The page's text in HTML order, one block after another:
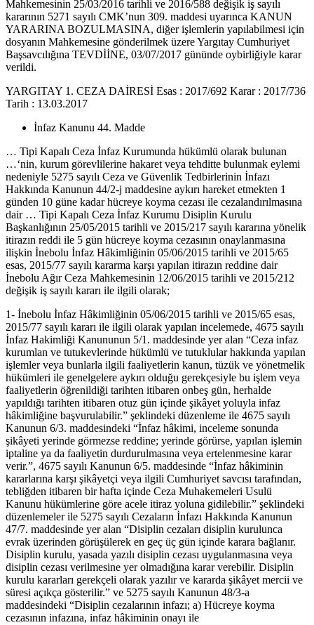
Mahkemesinin 25/03/2016 tarihli ve 2016/588 değişik iş sayılı
kararının 5271 sayılı CMK’nun 309. maddesi uyarınca KANUN
YARARINA BOZULMASINA, diğer işlemlerin yapılabilmesi için
dosyanın Mahkemesine gönderilmek üzere Yargıtay Cumhuriyet
Başsavcılığına TEVDİİNE, 03/07/2017 gününde oybirliğiyle karar
verildi.
YARGITAY 1. CEZA DAİRESİ Esas : 2017/692 Karar : 2017/736
Tarih : 13.03.2017
İnfaz Kanunu 44. Madde
… Tipi Kapalı Ceza İnfaz Kurumunda hükümlü olarak bulunan
…‘nin, kurum görevlilerine hakaret veya tehditte bulunmak eylemi
nedeniyle 5275 sayılı Ceza ve Güvenlik Tedbirlerinin İnfazı
Hakkında Kanunun 44/2-j maddesine aykırı hareket etmekten 1
günden 10 güne kadar hücreye koyma cezası ile cezalandırılmasına
dair … Tipi Kapalı Ceza İnfaz Kurumu Disiplin Kurulu
Başkanlığının 25/05/2015 tarihli ve 2015/217 sayılı kararına yönelik
itirazın reddi ile 5 gün hücreye koyma cezasının onaylanmasına
ilişkin İnebolu İnfaz Hâkimliğinin 05/06/2015 tarihli ve 2015/65
esas, 2015/77 sayılı kararma karşı yapılan itirazın reddine dair
İnebolu Ağır Ceza Mahkemesinin 12/06/2015 tarihli ve 2015/212
değişik iş sayılı kararı ile ilgili olarak;
1- İnebolu İnfaz Hâkimliğinin 05/06/2015 tarihli ve 2015/65 esas,
2015/77 sayılı kararı ile ilgili olarak yapılan incelemede, 4675 sayılı
İnfaz Hakimliği Kanununun 5/1. maddesinde yer alan “Ceza infaz
kurumlan ve tutukevlerinde hükümlü ve tutuklular hakkında yapılan
işlemler veya bunlarla ilgili faaliyetlerin kanun, tüzük ve yönetmelik
hükümleri ile genelgelere aykırı olduğu gerekçesiyle bu işlem veya
faaliyetlerin öğrenildiği tarihten itibaren onbeş gün, herhalde
yapıldığı tarihten itibaren otuz gün içinde şikâyet yoluyla infaz
hâkimliğine başvurulabilir.” şeklindeki düzenleme ile 4675 sayılı
Kanunun 6/3. maddesindeki “İnfaz hâkimi, inceleme sonunda
şikâyeti yerinde görmezse reddine; yerinde görürse, yapılan işlemin
iptaline ya da faaliyetin durdurulmasına veya ertelenmesine karar
verir.”, 4675 sayılı Kanunun 6/5. maddesinde “İnfaz hâkiminin
kararlarına karşı şikâyetçi veya ilgili Cumhuriyet savcısı tarafından,
tebliğden itibaren bir hafta içinde Ceza Muhakemeleri Usulü
Kanunu hükümlerine göre acele itiraz yoluna gidilebilir.” şeklindeki
düzenlemeler ile 5275 sayılı Cezaların İnfazı Hakkında Kanunun
47/7. maddesinde yer alan “Disiplin cezaları disiplin kurulunca
evrak üzerinden görüşülerek en geç üç gün içinde karara bağlanır.
Disiplin kurulu, yasada yazılı disiplin cezası uygulanmasına veya
disiplin cezası verilmesine yer olmadığına karar verebilir. Disiplin
kurulu kararları gerekçeli olarak yazılır ve kararda şikâyet mercii ve
süresi açıkça gösterilir.” ve 5275 sayılı Kanunun 48/3-a
maddesindeki “Disiplin cezalarının infazı; a) Hücreye koyma
cezasının infazına, infaz hâkiminin onayı ile